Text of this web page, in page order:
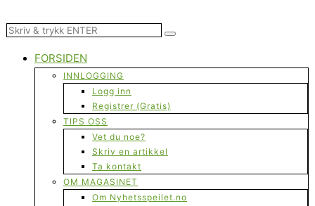
FORSIDEN
INNLOGGING
Logg inn
Registrer (Gratis)
TIPS OSS
Vet du noe?
Skriv en artikkel
Ta kontakt
OM MAGASINET
Om Nyhetsspeilet.no